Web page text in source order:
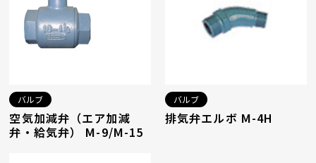
バルブ
空気加減弁（エア加減
弁・給気弁） M-9/M-15
バルブ
排気弁エルボ M-4H